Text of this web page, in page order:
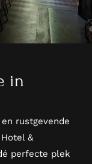
in
rustgevende
&
perfecte plek